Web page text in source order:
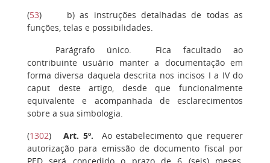
(53) b)as instruções detalhadas de todas as
funções, telas e possibilidades.
Parágrafo único.
Fica facultado ao
contribuinte usuário manter a documentação em
forma diversa daquela descrita nos incisos I a IV do
caput deste artigo, desde que funcionalmente
equivalente e acompanhada de esclarecimentos
sobre a sua simbologia.
(1302)Art. 5º. Ao estabelecimento que requerer
autorização para emissão de documento fiscal por